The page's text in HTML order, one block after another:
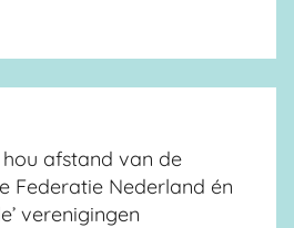
afstand van de
Federatie Nederland én
verenigingen